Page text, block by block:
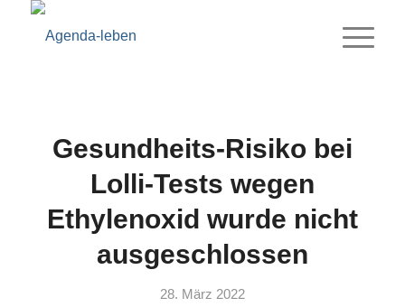
Gesundheits-Risiko bei
Lolli-Tests wegen
Ethylenoxid wurde nicht
ausgeschlossen
28. März 2022